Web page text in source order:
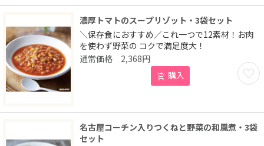
濃厚トマトのスープリゾット・3袋セット
＼保存食におすすめ／これ一つで12素材！お肉
を使わず野菜の コクで満足度大！
お気
2,368円
購入
名古屋コーチン入りつくねと野菜の和風煮・3袋
セット